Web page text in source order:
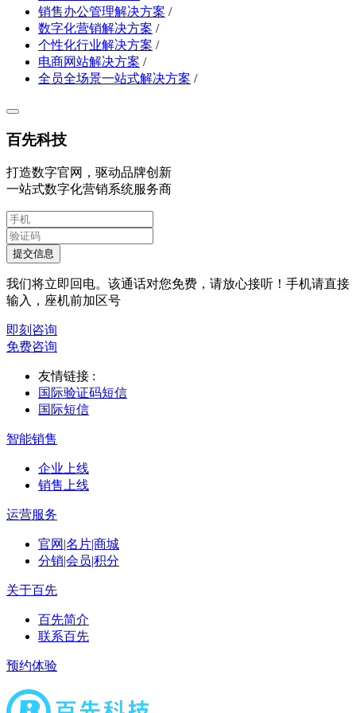
销售办公管理解决方案 /
数字化营销解决方案 /
个性化行业解决方案 /
电商网站解决方案 /
全员全场景一站式解决方案 /
百先科技
打造数字官网，驱动品牌创新
一站式数字化营销系统服务商
提交信息
我们将立即回电。该通话对您免费，请放心接听！手机请直接
输入，座机前加区号
即刻咨询
免费咨询
友情链接 :
国际验证码短信
国际短信
智能销售
企业上线
销售上线
运营服务
官网|名片|商城
分销|会员|积分
关于百先
百先简介
联系百先
预约体验